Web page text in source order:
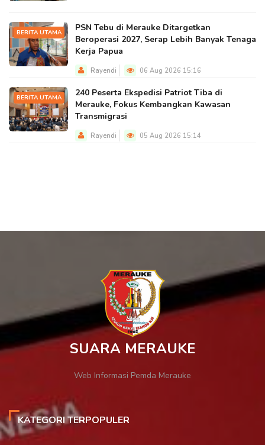
BERITA UTAMA
PSN Tebu di Merauke Ditargetkan
Beroperasi 2027, Serap Lebih Banyak Tenaga
Kerja Papua
Rayendi 06 Aug 2026 15:16
BERITA UTAMA
240 Peserta Ekspedisi Patriot Tiba di
Merauke, Fokus Kembangkan Kawasan
Transmigrasi
Rayendi 05 Aug 2026 15:14
SUARA MERAUKE
Web Informasi Pemda Merauke
KATEGORI TERPOPULER